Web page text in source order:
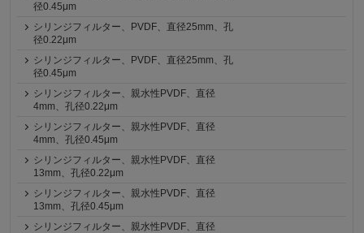
径0.45μm
シリンジフィルター、PVDF、直径25mm、孔
径0.22μm
シリンジフィルター、PVDF、直径25mm、孔
径0.45μm
シリンジフィルター、親水性PVDF、直径
4mm、孔径0.22μm
シリンジフィルター、親水性PVDF、直径
4mm、孔径0.45μm
シリンジフィルター、親水性PVDF、直径
13mm、孔径0.22μm
シリンジフィルター、親水性PVDF、直径
13mm、孔径0.45μm
シリンジフィルター、親水性PVDF、直径